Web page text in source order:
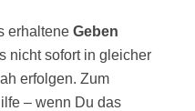
erhaltene Geben
nicht sofort in gleicher
erfolgen. Zum
– wenn Du das